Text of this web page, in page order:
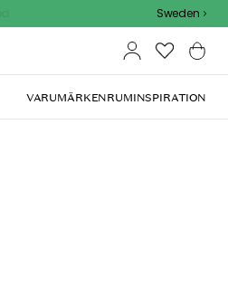
Sweden
VARUMÄRKENRUMINSPIRATION